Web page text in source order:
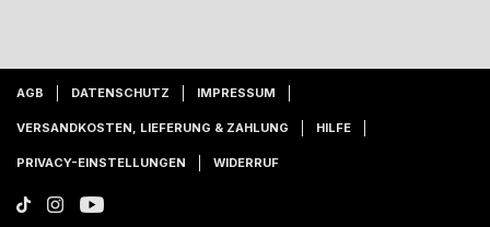
AGB DATENSCHUTZ IMPRESSUM
VERSANDKOSTEN, LIEFERUNG & ZAHLUNG HILFE
PRIVACY-EINSTELLUNGEN WIDERRUF